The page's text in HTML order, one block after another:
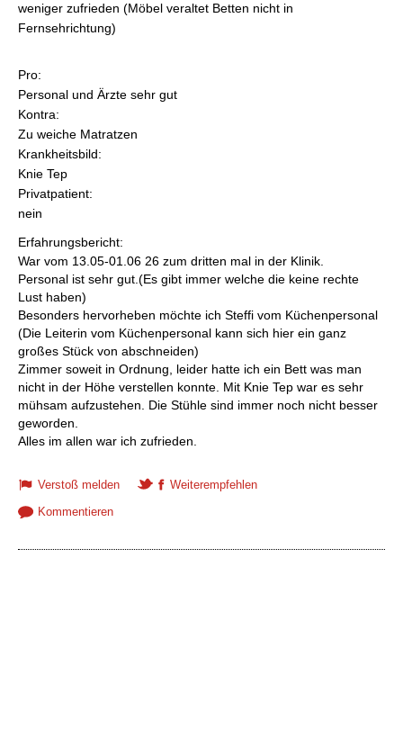
weniger zufrieden (Möbel veraltet Betten nicht in
Fernsehrichtung)
Pro:
Personal und Ärzte sehr gut
Kontra:
Zu weiche Matratzen
Krankheitsbild:
Knie Tep
Privatpatient:
nein
Erfahrungsbericht:
War vom 13.05-01.06 26 zum dritten mal in der Klinik.
Personal ist sehr gut.(Es gibt immer welche die keine rechte
Lust haben)
Besonders hervorheben möchte ich Steffi vom Küchenpersonal
(Die Leiterin vom Küchenpersonal kann sich hier ein ganz
großes Stück von abschneiden)
Zimmer soweit in Ordnung, leider hatte ich ein Bett was man
nicht in der Höhe verstellen konnte. Mit Knie Tep war es sehr
mühsam aufzustehen. Die Stühle sind immer noch nicht besser
geworden.
Alles im allen war ich zufrieden.
Verstoß melden
Weiterempfehlen
Kommentieren